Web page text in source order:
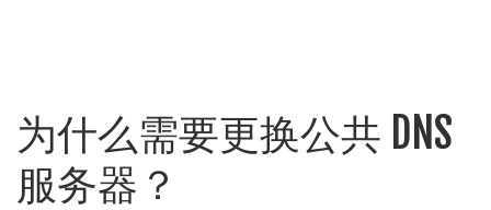
为什么需要更换公共 DNS
服务器？